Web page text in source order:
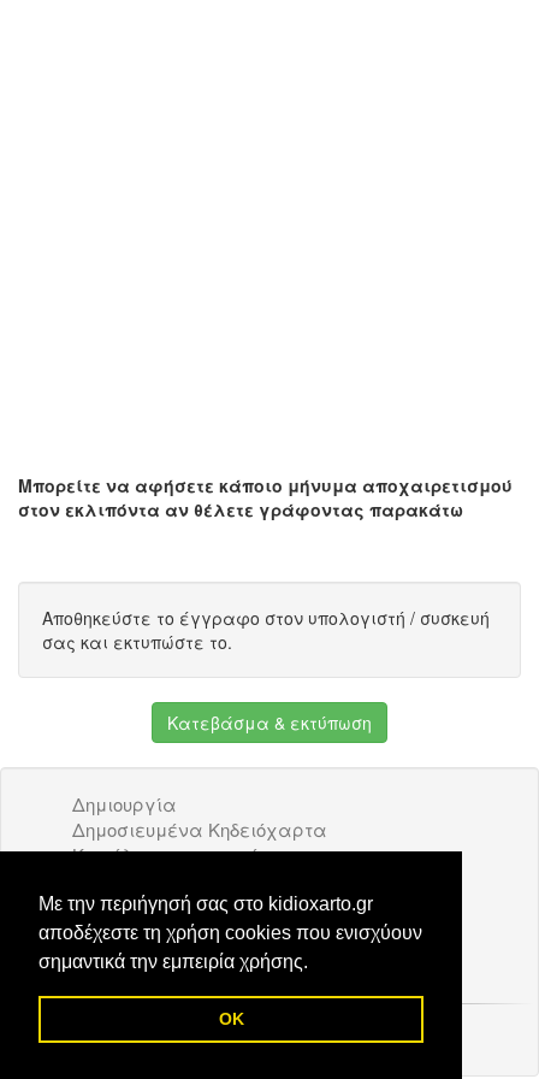
Με την περιήγησή σας στο kidioxarto.gr
αποδέχεστε τη χρήση cookies που ενισχύουν
σημαντικά την εμπειρία χρήσης.
OK
Μπορείτε να αφήσετε κάποιο μήνυμα αποχαιρετισμού
στον εκλιπόντα αν θέλετε γράφοντας παρακάτω
Αποθηκεύστε το έγγραφο στον υπολογιστή / συσκευή
σας και εκτυπώστε το.
Κατεβάσμα & εκτύπωση
Δημιουργία
Δημοσιευμένα Κηδειόχαρτα
Κατάλογος επιχειρήσεων
Διαφήμιση
Επικοινωνία
© 2026 Kidioxarto.gr /Επικοινωνία